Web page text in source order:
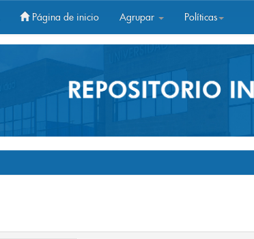
Página de inicio Agrupar Políticas